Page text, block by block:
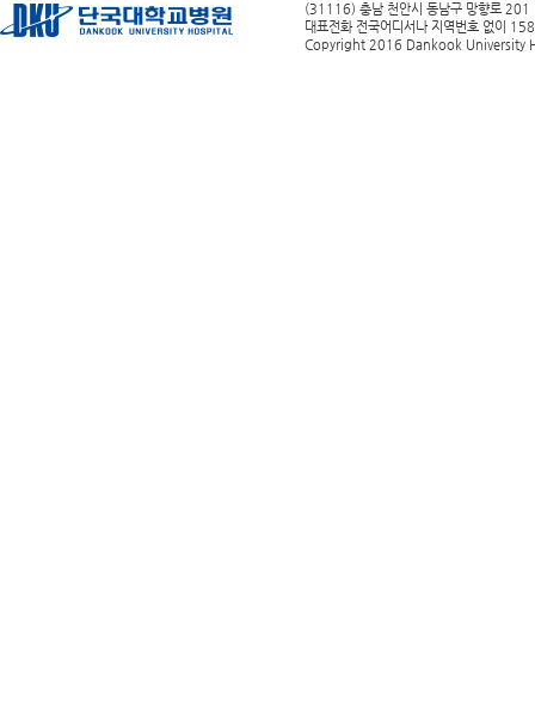
(31116) 충남 천안시 동남구 망향로 201
대표전화 전국어디서나 지역번호 없이
Copyright 2016 Dankook University